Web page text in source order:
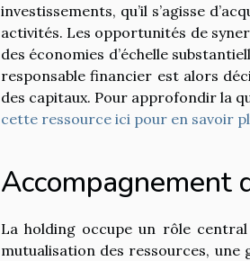
investissements, qu’il s’agisse
activités. Les opportunités de
des économies d’échelle
responsable financier est alors
des capitaux. Pour approfondir la
cette ressource ici pour en savoir
Accompagnement
La holding occupe un rôle
mutualisation des ressources,